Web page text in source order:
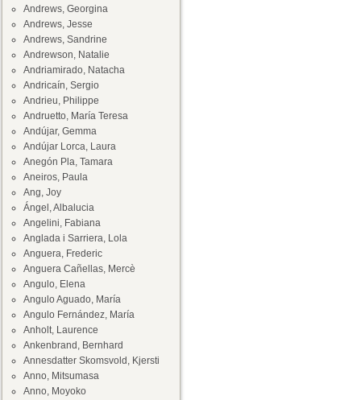
Andrews, Georgina
Andrews, Jesse
Andrews, Sandrine
Andrewson, Natalie
Andriamirado, Natacha
Andricaín, Sergio
Andrieu, Philippe
Andruetto, María Teresa
Andújar, Gemma
Andújar Lorca, Laura
Anegón Pla, Tamara
Aneiros, Paula
Ang, Joy
Ángel, Albalucia
Angelini, Fabiana
Anglada i Sarriera, Lola
Anguera, Frederic
Anguera Cañellas, Mercè
Angulo, Elena
Angulo Aguado, María
Angulo Fernández, María
Anholt, Laurence
Ankenbrand, Bernhard
Annesdatter Skomsvold, Kjersti
Anno, Mitsumasa
Anno, Moyoko